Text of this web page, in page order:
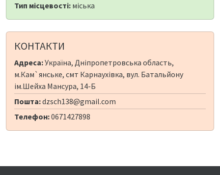
Тип місцевості: міська
КОНТАКТИ
Адреса:Україна, Дніпропетровська область,
м.Кам`янське, смт Карнаухівка, вул. Батальйону
ім.Шейха Мансура, 14-Б
Пошта:dzsch138@gmail.com
Телефон:0671427898